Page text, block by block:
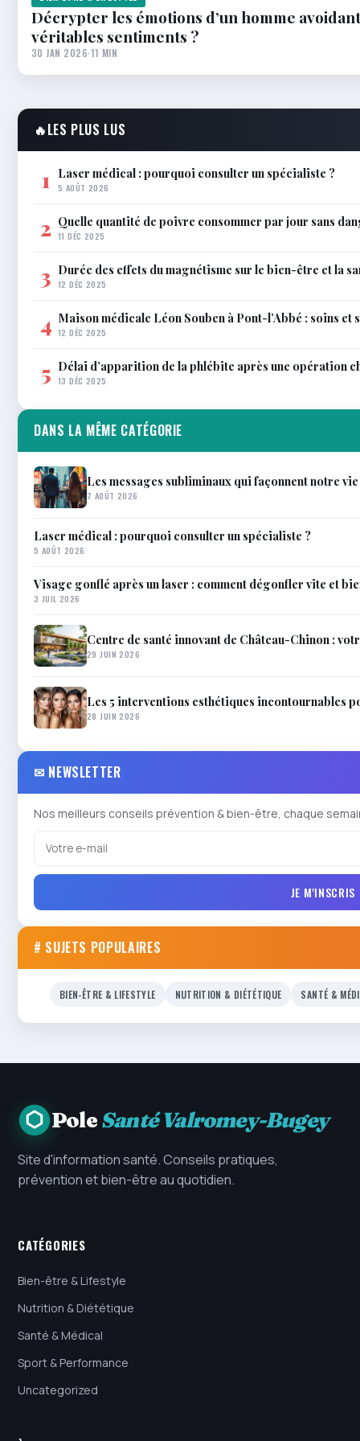
Décrypter les émotions d’un homme
véritables sentiments ?
30 JAN 2026·11 MIN
🔥LES PLUS LUS
1 Laser médical : pourquoi consulter un spécialiste ?
5 AOÛT 2026
2 Quelle quantité de poivre consommer par jour sans
11 DÉC 2025
3 Durée des effets du magnétisme sur le bien-être et la
12 DÉC 2025
4 Maison médicale Léon Souben à Pont-l’Abbé : soins et
12 DÉC 2025
5 Délai d’apparition de la phlébite après une opération
13 DÉC 2025
DANS LA MÊME CATÉGORIE
Les messages subliminaux qui façonnent notre vie
7 AOÛT 2026
Laser médical : pourquoi consulter un spécialiste ?
5 AOÛT 2026
Visage gonflé après un laser : comment dégonfler vite et
3 JUIL 2026
Centre de santé innovant de Château-Chinon :
29 JUIN 2026
Les 5 interventions esthétiques incontournables
28 JUIN 2026
✉ NEWSLETTER
Nos meilleurs conseils prévention & bien-être, chaque
JE M'INSCRIS
# SUJETS POPULAIRES
BIEN-ÊTRE & LIFESTYLE NUTRITION & DIÉTÉTIQUE SANTÉ &
PoleSanté Valromey-Bugey
Site d'information santé. Conseils pratiques,
prévention et bien-être au quotidien.
CATÉGORIES
Bien-être & Lifestyle
Nutrition & Diététique
Santé & Médical
Sport & Performance
Uncategorized